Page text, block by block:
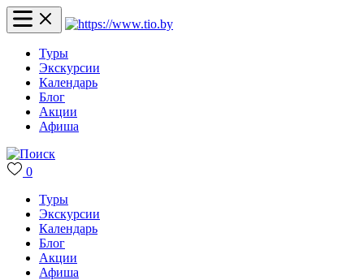
Туры
Экскурсии
Календарь
Блог
Акции
Афиша
0
Туры
Экскурсии
Календарь
Блог
Акции
Афиша